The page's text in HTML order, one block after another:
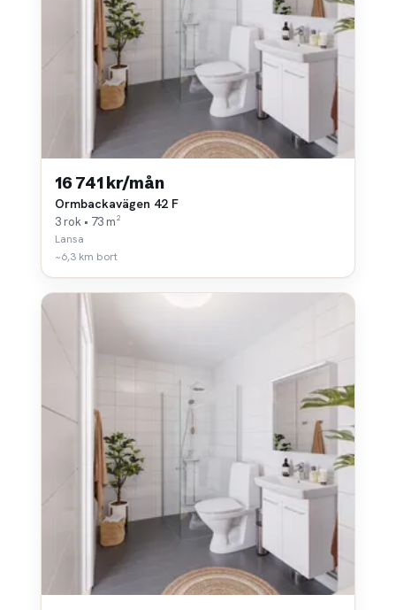
16 741 kr/mån
Ormbackavägen 42 F
3 rok • 73 m²
Lansa
~6,3 km bort